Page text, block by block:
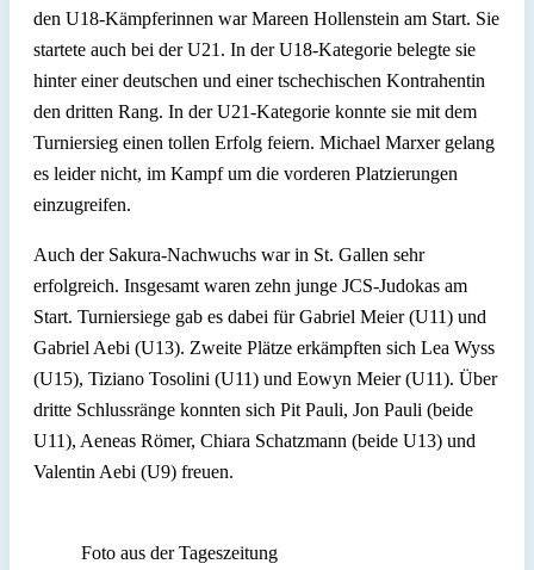
den U18-Kämpferinnen war Mareen Hollenstein am Start. Sie
startete auch bei der U21. In der U18-Kategorie belegte sie
hinter einer deutschen und einer tschechischen Kontrahentin
den dritten Rang. In der U21-Kategorie konnte sie mit dem
Turniersieg einen tollen Erfolg feiern. Michael Marxer gelang
es leider nicht, im Kampf um die vorderen Platzierungen
einzugreifen.
Auch der Sakura-Nachwuchs war in St. Gallen sehr
erfolgreich. Insgesamt waren zehn junge JCS-Judokas am
Start. Turniersiege gab es dabei für Gabriel Meier (U11) und
Gabriel Aebi (U13). Zweite Plätze erkämpften sich Lea Wyss
(U15), Tiziano Tosolini (U11) und Eowyn Meier (U11). Über
dritte Schlussränge konnten sich Pit Pauli, Jon Pauli (beide
U11), Aeneas Römer, Chiara Schatzmann (beide U13) und
Valentin Aebi (U9) freuen.
Foto aus der Tageszeitung